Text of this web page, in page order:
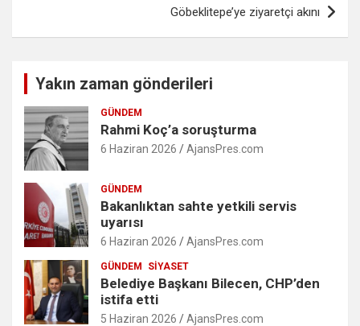
Göbeklitepe’ye ziyaretçi akını
Yakın zaman gönderileri
GÜNDEM
Rahmi Koç’a soruşturma
6 Haziran 2026 AjansPres.com
GÜNDEM
Bakanlıktan sahte yetkili servis
uyarısı
6 Haziran 2026 AjansPres.com
GÜNDEM SIYASET
Belediye Başkanı Bilecen, CHP’den
istifa etti
5 Haziran 2026 AjansPres.com